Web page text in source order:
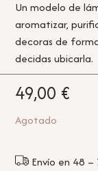
Un modelo de
aromatizar,
decoras de
decidas ubicarla.
49,00 €
Agotado
Envío en 48 –